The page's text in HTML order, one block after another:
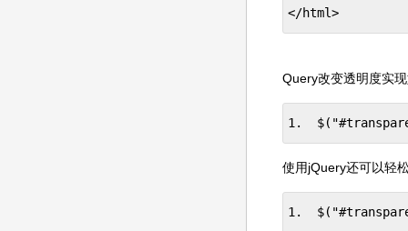
</html>
Query改变透明度实
1.
使用jQuery还可以轻
1.